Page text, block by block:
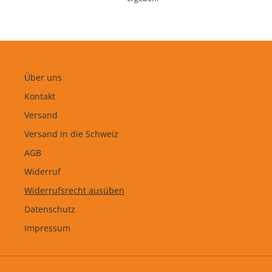
Über uns
Kontakt
Versand
Versand in die Schweiz
AGB
Widerruf
Widerrufsrecht ausüben
Datenschutz
Impressum